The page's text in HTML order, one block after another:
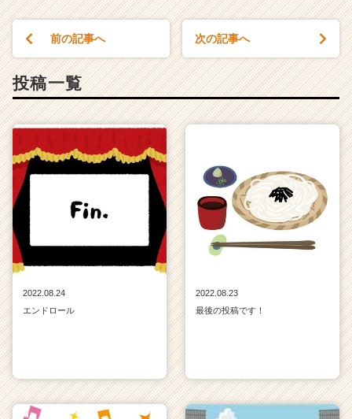
前の記事へ 次の記事へ
投稿一覧
2022.08.24
エンドロール
2022.08.23
最後の投稿です！